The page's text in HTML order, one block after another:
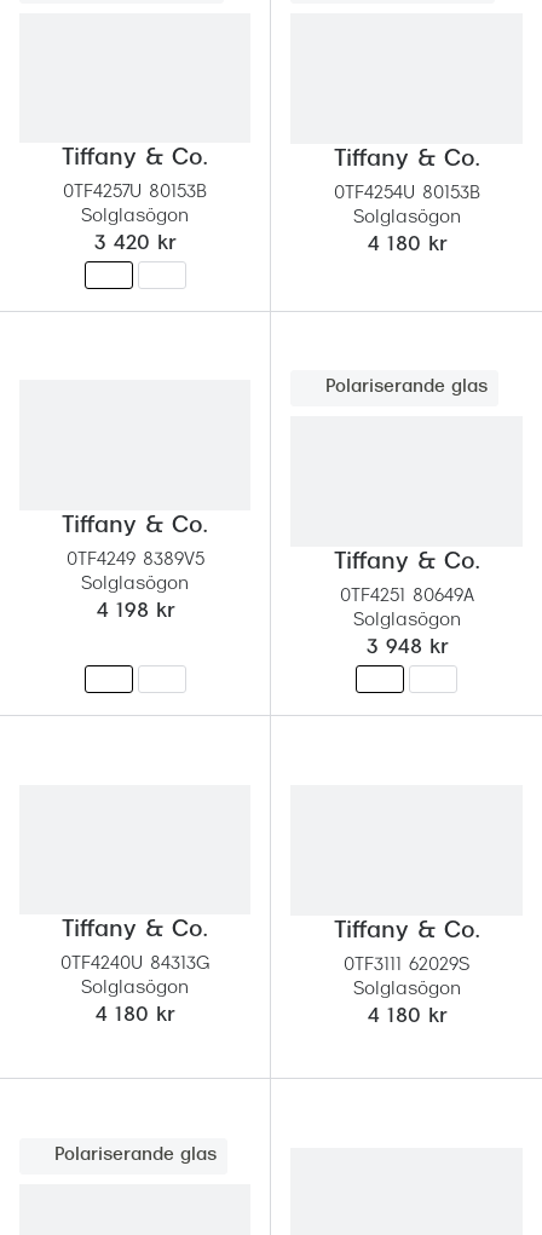
Tiffany & Co.
0TF4257U 80153B
Solglasögon
3 420 kr
Tiffany & Co.
0TF4254U 80153B
Solglasögon
4 180 kr
Tiffany & Co.
0TF4249 8389V5
Solglasögon
4 198 kr
Polariserande glas
Tiffany & Co.
0TF4251 80649A
Solglasögon
3 948 kr
Tiffany & Co.
0TF4240U 84313G
Solglasögon
4 180 kr
Tiffany & Co.
0TF3111 62029S
Solglasögon
4 180 kr
Polariserande glas